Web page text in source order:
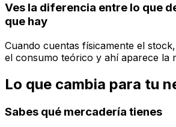
Ves la diferencia entre lo que
que hay
Cuando cuentas físicamente el
el consumo teórico y ahí aparece la
Lo que cambia para tu
Sabes qué mercadería tienes